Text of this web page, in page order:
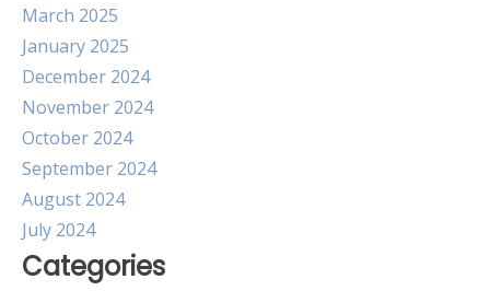
March 2025
January 2025
December 2024
November 2024
October 2024
September 2024
August 2024
July 2024
Categories